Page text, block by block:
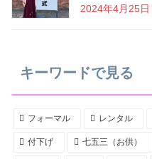
2024年4月25日
キーワードで見る
フォーマル レンタル
付下げ 七五三（お供）